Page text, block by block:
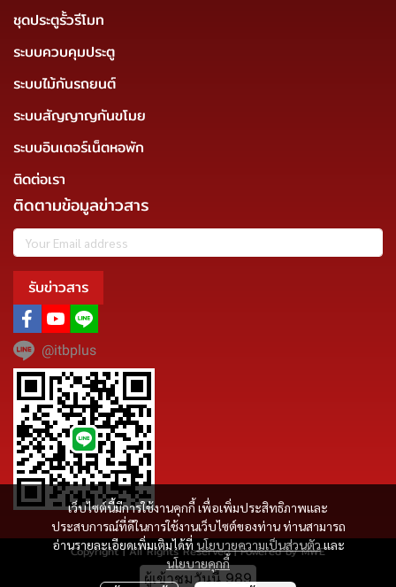
เว็บไซต์นี้มีการใช้งานคุกกี้ เพื่อเพิ่มประสิทธิภาพและ
ประสบการณ์ที่ดีในการใช้งานเว็บไซต์ของท่าน ท่านสามารถ
อ่านรายละเอียดเพิ่มเติมได้ที่ นโยบายความเป็นส่วนตัวและ
นโยบายคุกกี้
ชุดประตูรั้วรีโมท
ระบบควบคุมประตู
ระบบไม้กันรถยนต์
ระบบสัญญาญกันขโมย
ระบบอินเตอร์เน็ตหอพัก
ติดต่อเรา
ติดตามข้อมูลข่าวสาร
รับข่าวสาร
@itbplus
Copyright | All Rights Reserved | Powered by MWE
ผู้เข้าชมวันนี้989